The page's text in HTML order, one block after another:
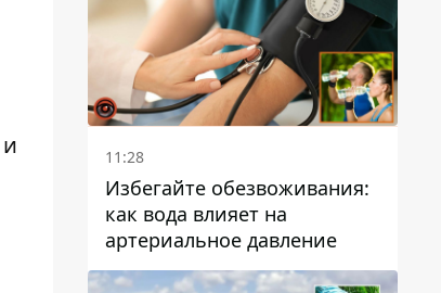
11:28
Избегайте обезвоживания:
как вода влияет на
артериальное давление